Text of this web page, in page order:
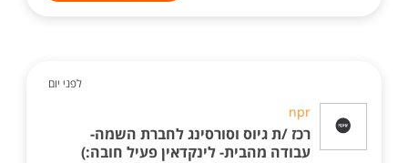
לפני יום
npr
רכז /ת גיוס וסורסינג לחברת השמה-
עבודה מהבית- לינקדאין פעיל חובה:)